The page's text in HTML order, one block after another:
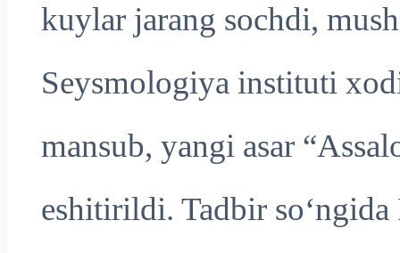
kuylar jarang sochdi,
Seysmologiya instituti
mansub, yangi asar
eshitirildi. Tadbir